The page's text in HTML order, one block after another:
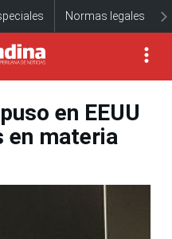
Normas legales
en EEUU
en materia